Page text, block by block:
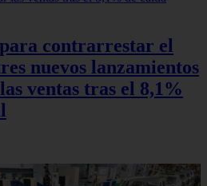
contrarrestar el
nuevos lanzamientos
ventas tras el 8,1%